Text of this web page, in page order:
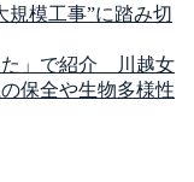
模工事”に踏み切
た」で紹介 川越女
保全や生物多様性